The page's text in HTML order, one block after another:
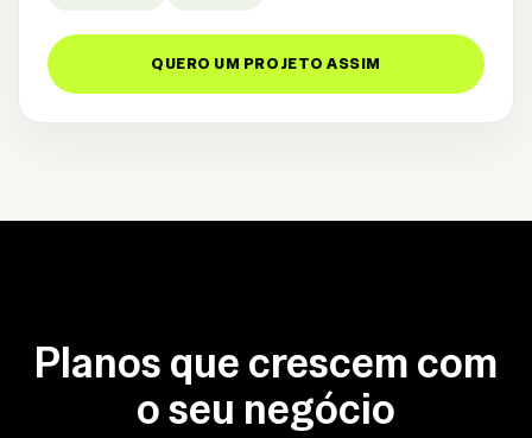
QUERO UM PROJETO ASSIM
Planos que crescem com
o seu negócio